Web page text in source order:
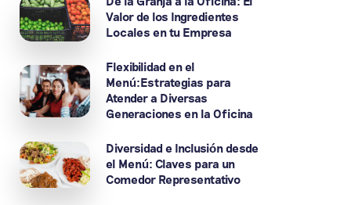
Valor de los Ingredientes
Locales en tu Empresa
Flexibilidad en el
Menú:Estrategias para
Atender a Diversas
Generaciones en la Oficina
Diversidad e Inclusión desde
el Menú: Claves para un
Comedor Representativo